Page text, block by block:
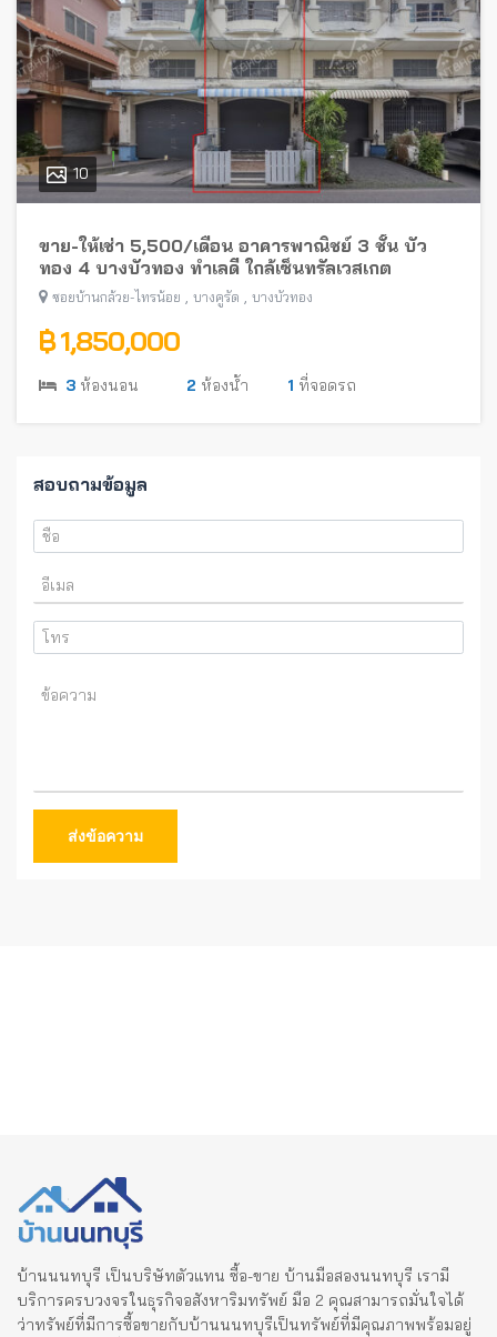
10
ขาย-ให้เช่า 5,500/เดือน อาคารพาณิชย์ 3 ชั้น บัว
ทอง 4 บางบัวทอง ทำเลดี ใกล้เซ็นทรัลเวสเกต
ซอยบ้านกล้วย-ไทรน้อย บางคูรัด บางบัวทอง
฿ 1,850,000
3 ห้องนอน 2 ห้องน้ำ 1 ที่จอดรถ
สอบถามข้อมูล
ส่งข้อความ
บ้านนนทบุรี เป็นบริษัทตัวแทน ซื้อ-ขาย บ้านมือสองนนทบุรี เรามี
บริการครบวงจรในธุรกิจอสังหาริมทรัพย์ มือ 2 คุณสามารถมั่นใจได้
ว่าทรัพย์ที่มีการซื้อขายกับบ้านนนทบุรีเป็นทรัพย์ที่มีคุณภาพพร้อมอยู่